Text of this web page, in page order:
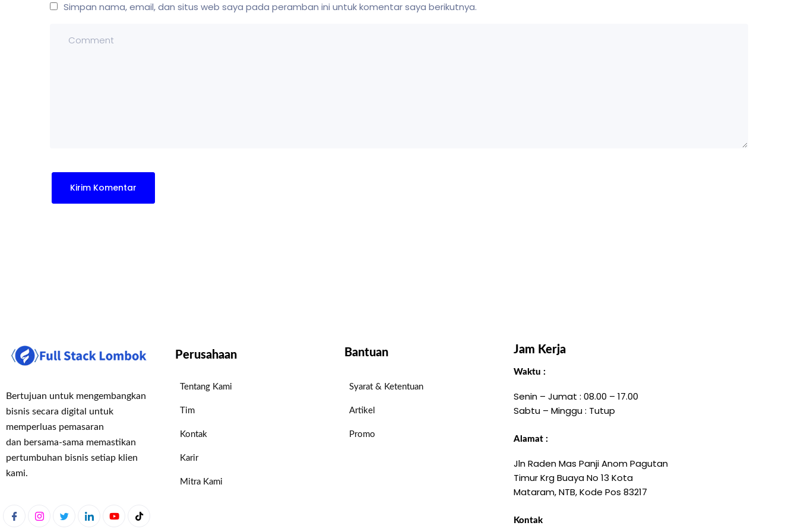
Simpan nama, email, dan situs web saya pada peramban ini untuk komentar saya berikutnya.
Bertujuan untuk mengembangkan
bisnis secara digital untuk
memperluas pemasaran
dan bersama-sama memastikan
pertumbuhan bisnis setiap klien
kami.
Perusahaan
Tentang Kami
Tim
Kontak
Karir
Mitra Kami
Bantuan
Syarat & Ketentuan
Artikel
Promo
Jam Kerja
Waktu :
Senin – Jumat : 08.00 – 17.00
Sabtu – Minggu : Tutup
Alamat :
Jln Raden Mas Panji Anom Pagutan
Timur Krg Buaya No 13 Kota
Mataram, NTB, Kode Pos 83217
Kontak